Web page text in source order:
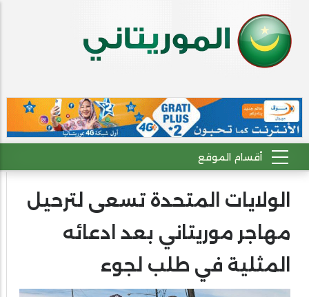
الولايات المتحدة تسعى لترحيل
مهاجر موريتاني بعد ادعائه
المثلية في طلب لجوء